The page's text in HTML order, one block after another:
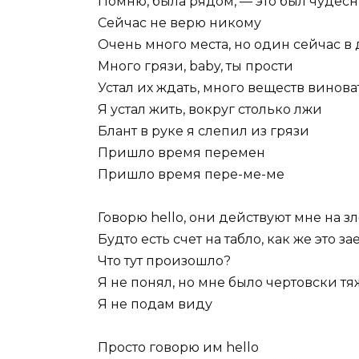
Сейчас не верю никому
Очень много места, но один сейчас в
Много грязи, baby, ты прости
Устал их ждать, много веществ
Я устал жить, вокруг столько лжи
Блант в руке я слепил из грязи
Пришло время перемен
Пришло время пере-ме-ме
Говорю hello, они действуют мне на
Будто есть счет на табло, как же это
Что тут произошло?
Я не понял, но мне было чертовски
Я не подам виду
Просто говорю им hello